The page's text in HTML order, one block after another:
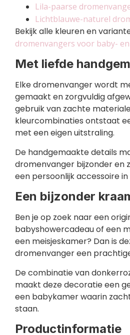
Lila-paarse
Lichtblauwe-naturel
Bekijk alle kleuren en
dromenvangers voor baby-
Met liefde
Elke dromenvanger wordt
gemaakt en zorgvuldig
gebruik van zachte
kleurcombinaties ontstaat
met een eigen uitstraling.
De handgemaakte details
dromenvanger bijzonder en
een persoonlijk accessoire in
Een bijzonder
Ben je op zoek naar een
babyshowercadeau of een
een meisjeskamer? Dan is
dromenvanger een
De combinatie van
maakt deze decoratie een
een babykamer waarin
staan.
Productinformatie